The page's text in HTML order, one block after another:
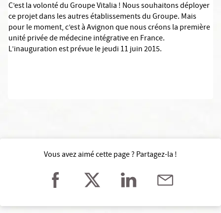
C’est la volonté du Groupe Vitalia ! Nous souhaitons déployer
ce projet dans les autres établissements du Groupe. Mais
pour le moment, c’est à Avignon que nous créons la première
unité privée de médecine intégrative en France.
L’inauguration est prévue le jeudi 11 juin 2015.
Vous avez aimé cette page ? Partagez-la !